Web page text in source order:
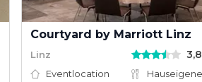
Courtyard by Marriott Linz
Linz 3,8
Eventlocation